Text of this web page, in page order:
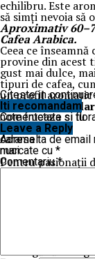
echilibru. Este
să simți nevoia să
Aproximativ
Cafea Arabica.
Ceea ce
provine din acest
gust mai dulce,
tipuri de cafea,
un profil aromatic
Oferă o paletă
note fructate și
ciocolată
caramel
nuci
Pentru pasionații
enorm.
Pentru
este
mai prietenos,
până la ciocolată
te obligă să
Citeste in
Iti recomandam
Comenteaza si tu
Leave a Reply
Adresa ta de email
marcate cu *
Comentariu*